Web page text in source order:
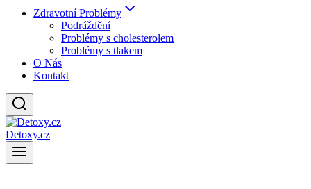
Zdravotní Problémy
Podráždění
Problémy s cholesterolem
Problémy s tlakem
O Nás
Kontakt
Detoxy.cz